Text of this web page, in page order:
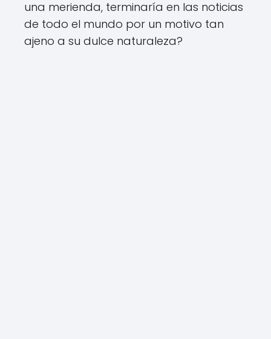
una merienda, terminaría en las noticias
de todo el mundo por un motivo tan
ajeno a su dulce naturaleza?